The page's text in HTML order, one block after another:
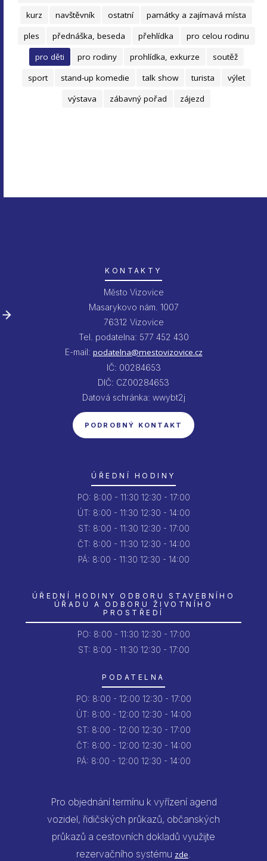
kurz
navštěvník ostatní
památky a zajímavá místa
ples
přednáška, beseda přehlídka
pro celou rodinu
pro děti
pro rodiny prohlídka, exkurze
soutěž
sport
stand-up komedie talk show turista
výlet
výstava
zábavný pořad zájezd
KONTAKTY
Město Vizovice
Masarykovo nám. 1007
76312 Vizovice
Tel. podatelna: 577 452 430
E-mail: podatelna@mestovizovice.cz
IČ: 00284653
DIČ: CZ00284653
Datová schránka: wwybt2j
PODROBNÝ KONTAKT
ÚŘEDNÍ HODINY
PO: 8:00 - 11:30 12:30 - 17:00
ÚT: 8:00 - 11:30 12:30 - 14:00
ST: 8:00 - 11:30 12:30 - 17:00
ČT: 8:00 - 11:30 12:30 - 14:00
PÁ: 8:00 - 11:30 12:30 - 14:00
ÚŘEDNÍ HODINY ODBORU STAVEBNÍHO
ÚŘADU A ODBORU ŽIVOTNÍHO
PROSTŘEDÍ
PO: 8:00 - 11:30 12:30 - 17:00
ST: 8:00 - 11:30 12:30 - 17:00
PODATELNA
PO: 8:00 - 12:00 12:30 - 17:00
ÚT: 8:00 - 12:00 12:30 - 14:00
ST: 8:00 - 12:00 12:30 - 17:00
ČT: 8:00 - 12:00 12:30 - 14:00
PÁ: 8:00 - 12:00 12:30 - 14:00
Pro objednání termínu k vyřízení agend
vozidel, řidičských průkazů, občanských
průkazů a cestovních dokladů využijte
rezervačního systému zde.